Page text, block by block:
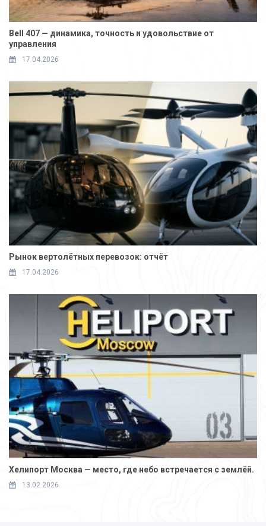
Bell 407 — динамика, точность и удовольствие от
управления
17.04.2026
Рынок вертолётных перевозок: отчёт
17.04.2026
Хелипорт Москва — место, где небо встречается с землёй.
13.02.2026